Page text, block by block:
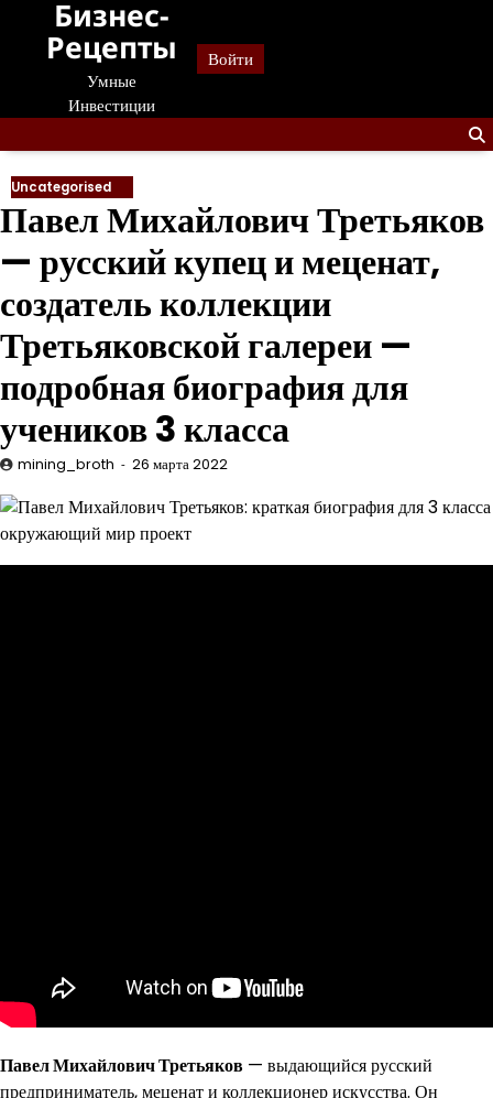
Перейти
содержанию
Бизнес-
Рецепты
Умные
Инвестиции
Войти
Uncategorised
Павел Михайлович Третьяков
— русский купец и меценат,
создатель коллекции
Третьяковской галереи —
подробная биография для
учеников 3 класса
mining_broth 26 марта 2022
Павел Михайлович Третьяков — выдающийся русский
предприниматель, меценат и коллекционер искусства. Он